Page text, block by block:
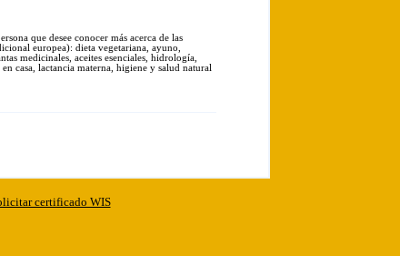
que desee conocer más acerca de las
europea): dieta vegetariana, ayuno,
medicinales, aceites esenciales, hidrología,
casa, lactancia materna, higiene y salud natural
certificado WIS